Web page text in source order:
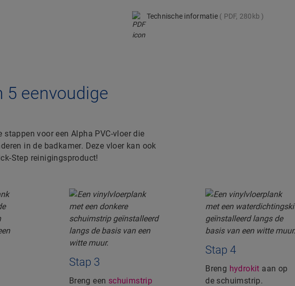
Technische informatie PDF, 280kb
5 eenvoudige
voor een Alpha PVC-vloer die
in de badkamer. Deze vloer kan ook
Step reinigingsproduct!
Stap 3
Breng een schuimstrip
Stap 4
Breng hydrokit aan op
de schuimstrip.